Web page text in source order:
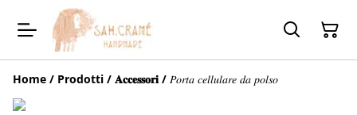
Home / Prodotti / 𝐀𝐜𝐜𝐞𝐬𝐬𝐨𝐫𝐢 / 𝑃𝑜𝑟𝑡𝑎 𝑐𝑒𝑙𝑙𝑢𝑙𝑎𝑟𝑒 𝑑𝑎 𝑝𝑜𝑙𝑠𝑜